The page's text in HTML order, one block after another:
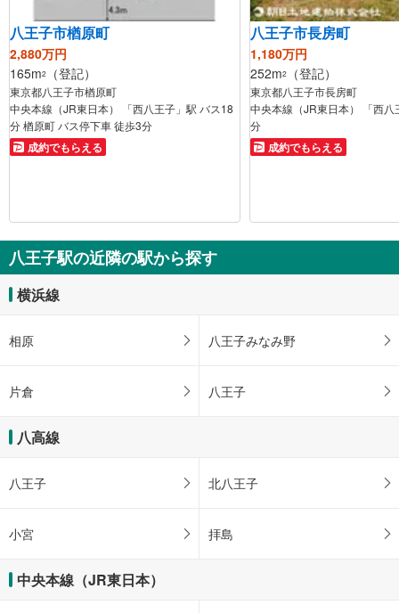
八王子市楢原町
2,880万円
165m2 （登記）
東京都八王子市楢原町
中央本線（JR東日本） 「西八王子」駅 バス18
分 楢原町 バス停下車 徒歩3分
成約でもらえる
八王子市長房町
1,180万円
252m2 （登記）
東京都八王子市長房町
中央本線（JR東日本） 「西八
分
成約でもらえる
八王子駅の近隣の駅から探す
横浜線
相原 八王子みなみ野
片倉 八王子
八高線
八王子 北八王子
小宮 拝島
中央本線（JR東日本）